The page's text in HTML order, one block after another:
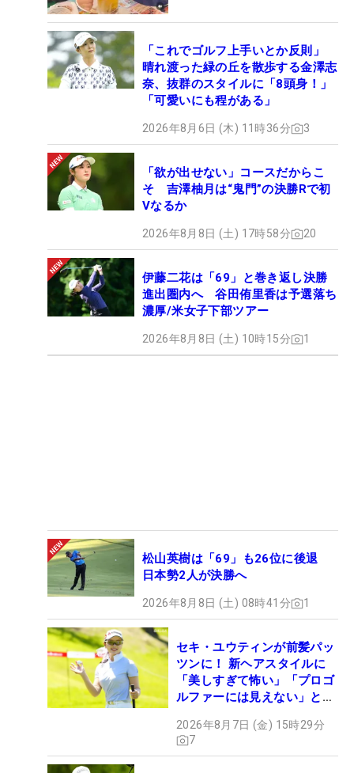
「これでゴルフ上手いとか反則」
晴れ渡った緑の丘を散歩する金澤志
奈、抜群のスタイルに「8頭身！」
「可愛いにも程がある」
2026年8月6日 (木) 11時36分 3
「欲が出せない」コースだからこ
そ 吉澤柚月は“鬼門”の決勝Rで初
Vなるか
2026年8月8日 (土) 17時58分 20
伊藤二花は「69」と巻き返し決勝
進出圏内へ 谷田侑里香は予選落ち
濃厚/米女子下部ツアー
2026年8月8日 (土) 10時15分 1
松山英樹は「69」も26位に後退
日本勢2人が決勝へ
2026年8月8日 (土) 08時41分 1
セキ・ユウティンが前髪パッ
ツンに！ 新ヘアスタイルに
「美しすぎて怖い」「プロゴ
ルファーには見えない」とコ
2026年8月7日 (金) 15時29分
7